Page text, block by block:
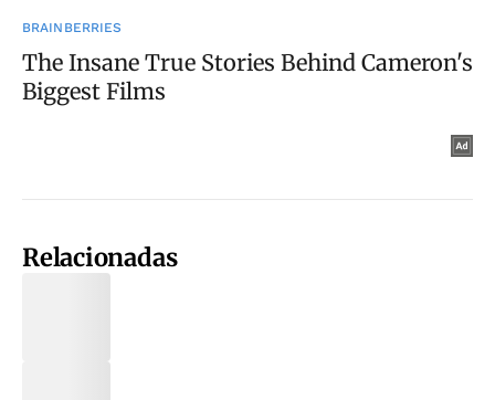
Relacionadas